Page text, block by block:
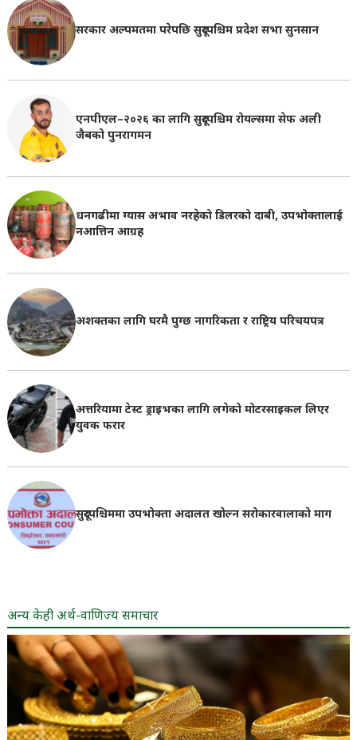
सरकार अल्पमतमा परेपछि सुदूरपश्चिम प्रदेश सभा सुनसान
एनपीएल–२०२६ का लागि सुदूरपश्चिम रोयल्समा सेफ अली
जैबको पुनरागमन
धनगढीमा ग्यास अभाव नरहेको डिलरको दाबी, उपभोक्तालाई
नआत्तिन आग्रह
अशक्तका लागि घरमै पुग्छ नागरिकता र राष्ट्रिय परिचयपत्र
अत्तरियामा टेस्ट ड्राइभका लागि लगेको मोटरसाइकल लिएर
युवक फरार
सुदूरपश्चिममा उपभोक्ता अदालत खोल्न सरोकारवालाको माग
अन्य केही अर्थ-वाणिज्य समाचार